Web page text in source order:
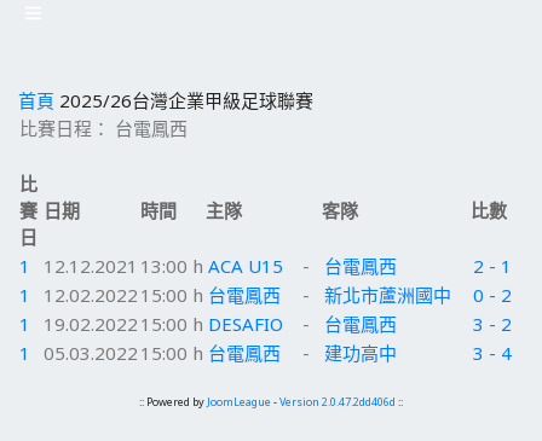
首頁 2025/26台灣企業甲級足球聯賽
比賽日程： 台電鳳西
比
賽
日
日期 時間 主隊 客隊 比數
1 12.12.2021 13:00 h ACA U15 - 台電鳳西
2 - 1
1
12.02.2022 15:00 h 台電鳳西 - 新北市蘆洲國中
0 - 2
1
19.02.2022 15:00 h DESAFIO - 台電鳳西
3 - 2
1
05.03.2022 15:00 h 台電鳳西 - 建功高中 3 - 4
:: Powered by JoomLeague -Version 2.0.47.2dd406d ::